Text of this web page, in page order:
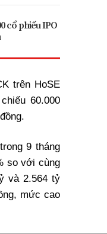
cổ phiếu IPO
trên HoSE
60.000
9 tháng
so với cùng
và 2.564 tỷ
mức cao